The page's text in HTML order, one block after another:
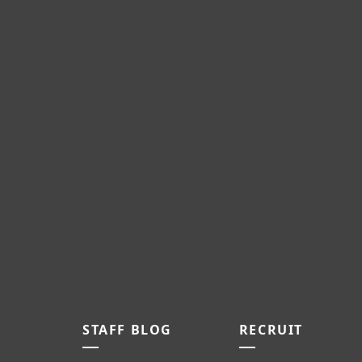
STAFF BLOG RECRUIT